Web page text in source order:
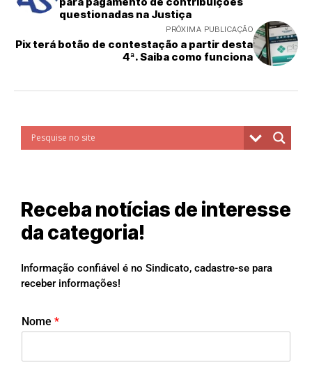
questionadas na Justiça
PRÓXIMA PUBLICAÇÃO
Pix terá botão de contestação a partir desta
4ª. Saiba como funciona
Receba notícias de interesse
da categoria!
Informação confiável é no Sindicato, cadastre-se para
receber informações!
Nome *